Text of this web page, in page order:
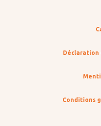
Conditions